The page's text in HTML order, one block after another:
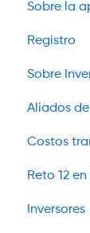
Sobre la
Registro
Sobre
Fondo
Aliados de
Bloom
Costos
Reto 12 en
Inversores